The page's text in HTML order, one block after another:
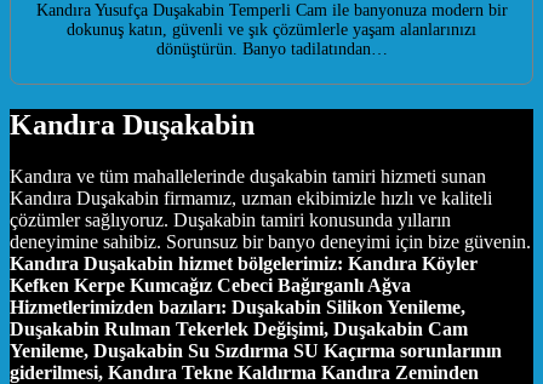
Kandıra Yusufça Duşakabin Temperli Cam ile banyonuza modern bir
dokunuş katın, güvenli ve şık çözümlerle yaşam alanlarınızı
dönüştürün. Banyo tadilatından…
Kandıra Duşakabin
Kandıra ve tüm mahallelerinde duşakabin tamiri hizmeti sunan
Kandıra Duşakabin firmamız, uzman ekibimizle hızlı ve kaliteli
çözümler sağlıyoruz. Duşakabin tamiri konusunda yılların
deneyimine sahibiz. Sorunsuz bir banyo deneyimi için bize güvenin.
Kandıra Duşakabin hizmet bölgelerimiz: Kandıra Köyler
Kefken Kerpe Kumcağız Cebeci Bağırganlı Ağva
Hizmetlerimizden bazıları: Duşakabin Silikon Yenileme,
Duşakabin Rulman Tekerlek Değişimi, Duşakabin Cam
Yenileme, Duşakabin Su Sızdırma SU Kaçırma sorunlarının
giderilmesi, Kandıra Tekne Kaldırma Kandıra Zeminden